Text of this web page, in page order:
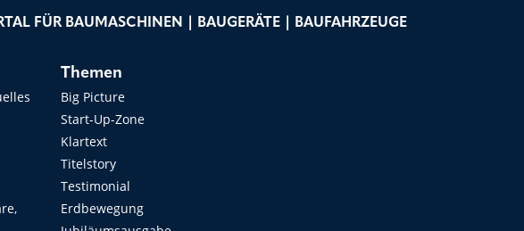
FÜR BAUMASCHINEN | BAUGERÄTE | BAUFAHRZEUGE
Themen
Big Picture
Start-Up-Zone
Klartext
Titelstory
Testimonial
Erdbewegung